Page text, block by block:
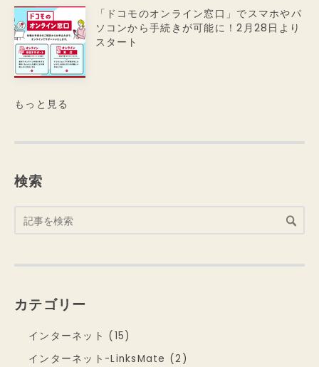
「ドコモのオンライン窓口」でスマホやパ
ソコンから手続きが可能に！2月28日より
スタート
もっと見る
検索
カテゴリー
インターネット (15)
インターネット-LinksMate (2)